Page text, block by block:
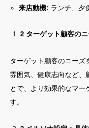
来店動機: ランチ、夕
2 ターゲット顧客の
ターゲット顧客のニーズ
雰囲気、健康志向など、
とで、より効果的なマー
す。